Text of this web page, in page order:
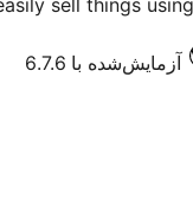
sell things
آزمایش‌شده با 6.7.6